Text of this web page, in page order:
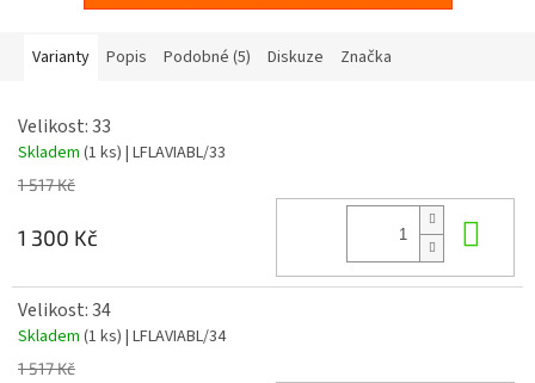
Varianty Popis Podobné (5) Diskuze Značka
Velikost: 33
Skladem (1 ks) | LFLAVIABL/33
1 517 Kč
1 300 Kč
Velikost: 34
Skladem (1 ks) | LFLAVIABL/34
1 517 Kč